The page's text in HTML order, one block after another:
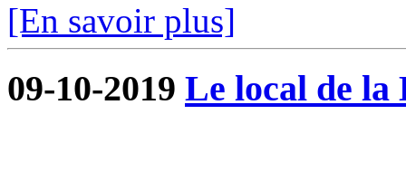
[En savoir plus]
09-10-2019 Le local de